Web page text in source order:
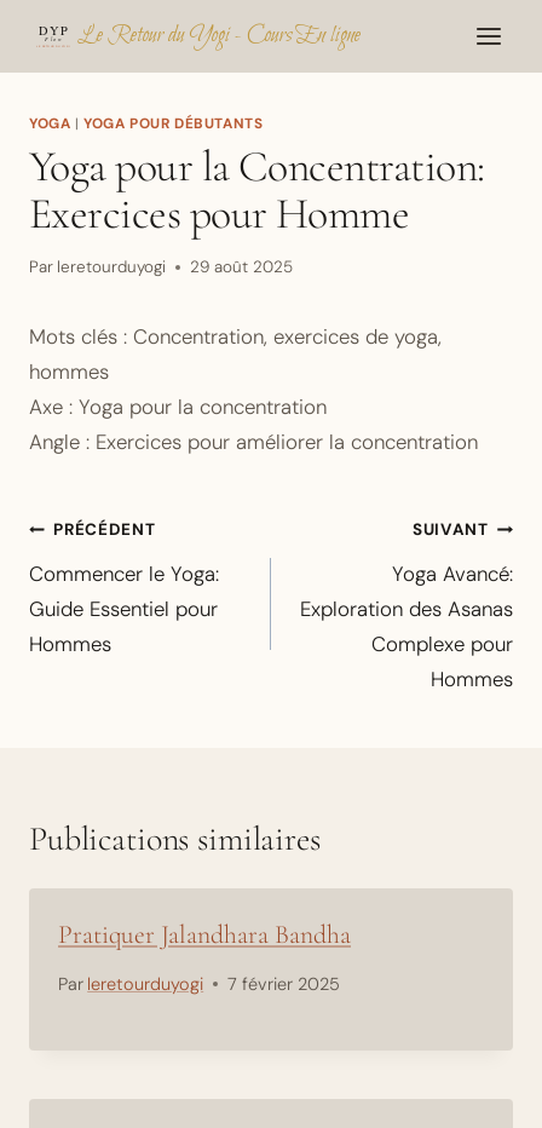
Le Retour du Yogi - Cours En ligne
YOGA |YOGA POUR DÉBUTANTS
Yoga pour la Concentration:
Exercices pour Homme
Par leretourduyogi 29 août 2025
Mots clés : Concentration, exercices de yoga,
hommes
Axe : Yoga pour la concentration
Angle : Exercices pour améliorer la concentration
Navigation
de
l’article
PRÉCÉDENT
Commencer le Yoga:
Guide Essentiel pour
Hommes
SUIVANT
Yoga Avancé:
Exploration des Asanas
Complexe pour
Hommes
Publications similaires
Pratiquer Jalandhara Bandha
Par leretourduyogi 7 février 2025